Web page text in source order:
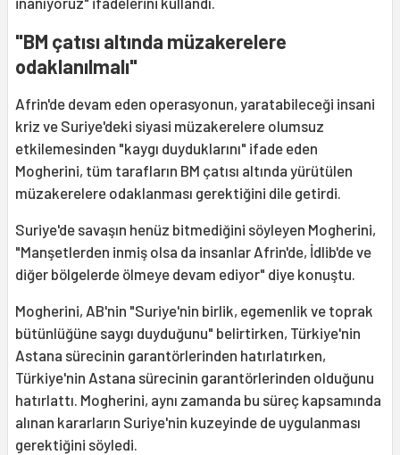
"BM çatısı altında müzakerelere
odaklanılmalı"
Afrin'de devam eden operasyonun, yaratabileceği insani
kriz ve Suriye'deki siyasi müzakerelere olumsuz
etkilemesinden "kaygı duyduklarını" ifade eden
Mogherini, tüm tarafların BM çatısı altında yürütülen
müzakerelere odaklanması gerektiğini dile getirdi.
Suriye'de savaşın henüz bitmediğini söyleyen Mogherini,
"Manşetlerden inmiş olsa da insanlar Afrin'de, İdlib'de ve
diğer bölgelerde ölmeye devam ediyor" diye konuştu.
Mogherini, AB'nin "Suriye'nin birlik, egemenlik ve toprak
bütünlüğüne saygı duyduğunu" belirtirken, Türkiye'nin
Astana sürecinin garantörlerinden hatırlatırken,
Türkiye'nin Astana sürecinin garantörlerinden olduğunu
hatırlattı. Mogherini, aynı zamanda bu süreç kapsamında
alınan kararların Suriye'nin kuzeyinde de uygulanması
gerektiğini söyledi.